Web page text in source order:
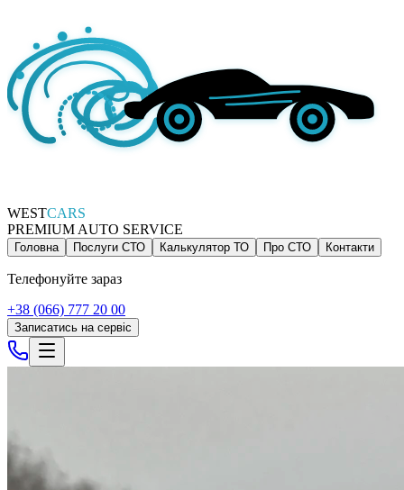
WESTCARS
PREMIUM AUTO SERVICE
Головна Послуги СТО Калькулятор ТО Про СТО Контакти
Телефонуйте зараз
+38 (066) 777 20 00
Записатись на сервіс